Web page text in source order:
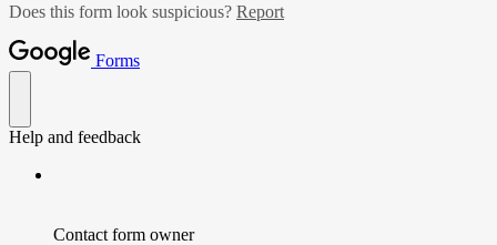
Does this form look suspicious? Report
Forms
Help and feedback
Contact form owner